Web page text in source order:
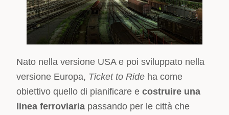
Nato nella versione USA e poi sviluppato nella
versione Europa, Ticket to Ride ha come
obiettivo quello di pianificare ecostruire una
linea ferroviaria passando per le città che